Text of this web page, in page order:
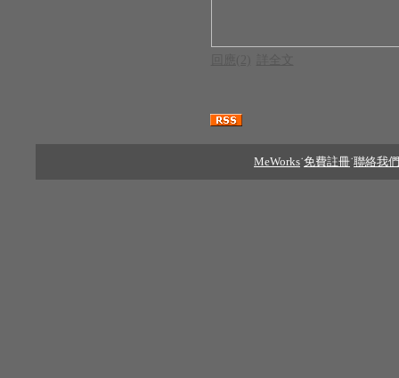
MeWorks˙免費註冊˙聯絡我們